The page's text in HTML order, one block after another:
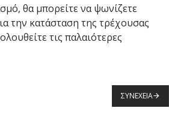
θα μπορείτε να ψωνίζετε
την κατάσταση της τρέχουσας
τις παλαιότερες
ΣΥΝΈΧΕΙΑ